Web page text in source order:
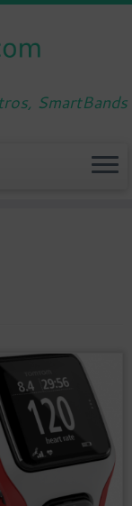
SmartBands